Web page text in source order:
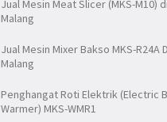
Jual Mesin Meat Slicer (MKS-M10) di
Malang
Jual Mesin Mixer Bakso MKS-R24A
Malang
Penghangat Roti Elektrik (Electric
Warmer) MKS-WMR1